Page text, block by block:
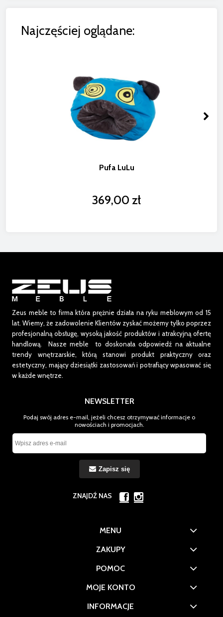
Najczęściej oglądane:
Pufa LuLu
369,00 zł
Zeus meble to firma która prężnie działa na ryku meblowym od 15
lat. Wiemy, że zadowolenie Klientów zyskać możemy tylko poprzez
profesjonalną obsługę, wysoką jakość produktów i atrakcyjną ofertę
handlową. Nasze meble to doskonała odpowiedź na aktualne
trendy wnętrzarskie, którą stanowi produkt praktyczny oraz
estetyczny, mający dziesiątki zastosowań i potrafiący wpasować się
w każde wnętrze.
MENU
ZAKUPY
POMOC
MOJE KONTO
INFORMACJE
NEWSLETTER
Podaj swój adres e-mail, jeżeli chcesz otrzymywać informacje o
nowościach i promocjach.
Zapisz się
ZNAJDŹ NAS